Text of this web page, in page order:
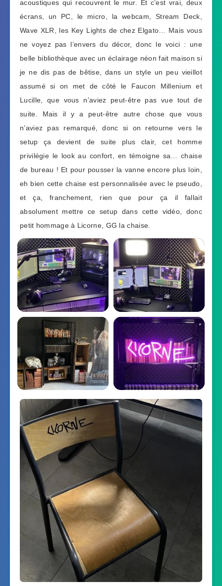
acoustiques qui recouvrent le mur. Et c’est vrai, deux
écrans, un PC, le micro, la webcam, Stream Deck,
Wave XLR, les Key Lights de chez Elgato… Mais vous
ne voyez pas l’envers du décor, donc le voici : une
belle bibliothèque avec un éclairage néon fait maison si
je ne dis pas de bêtise, dans un style un peu vieillot
assumé si on met de côté le Faucon Millenium et
Lucille, que vous n’aviez peut-être pas vue tout de
suite. Mais il y a peut-être autre chose que vous
n’aviez pas remarqué, donc si on retourne vers le
setup ça devient de suite plus clair, cet homme
privilégie le look au confort, en témoigne sa… chaise
de bureau ! Et pour pousser la vanne encore plus loin,
eh bien cette chaise est personnalisée avec le pseudo,
et ça, franchement, rien que pour ça il fallait
absolument mettre ce setup dans cette vidéo, donc
petit hommage à Licorne, GG la chaise.